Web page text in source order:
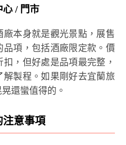
心 / 門市
廠本身就是觀光景點，展售
品項，包括酒廠限定款。價
，但好處是品項最完整，
製程。如果剛好去宜蘭旅
還蠻值得的。
注意事項